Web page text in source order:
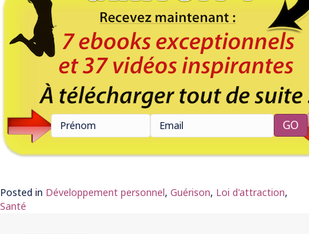
Posted in Développement personnel, Guérison, Loi d'attraction,
Santé